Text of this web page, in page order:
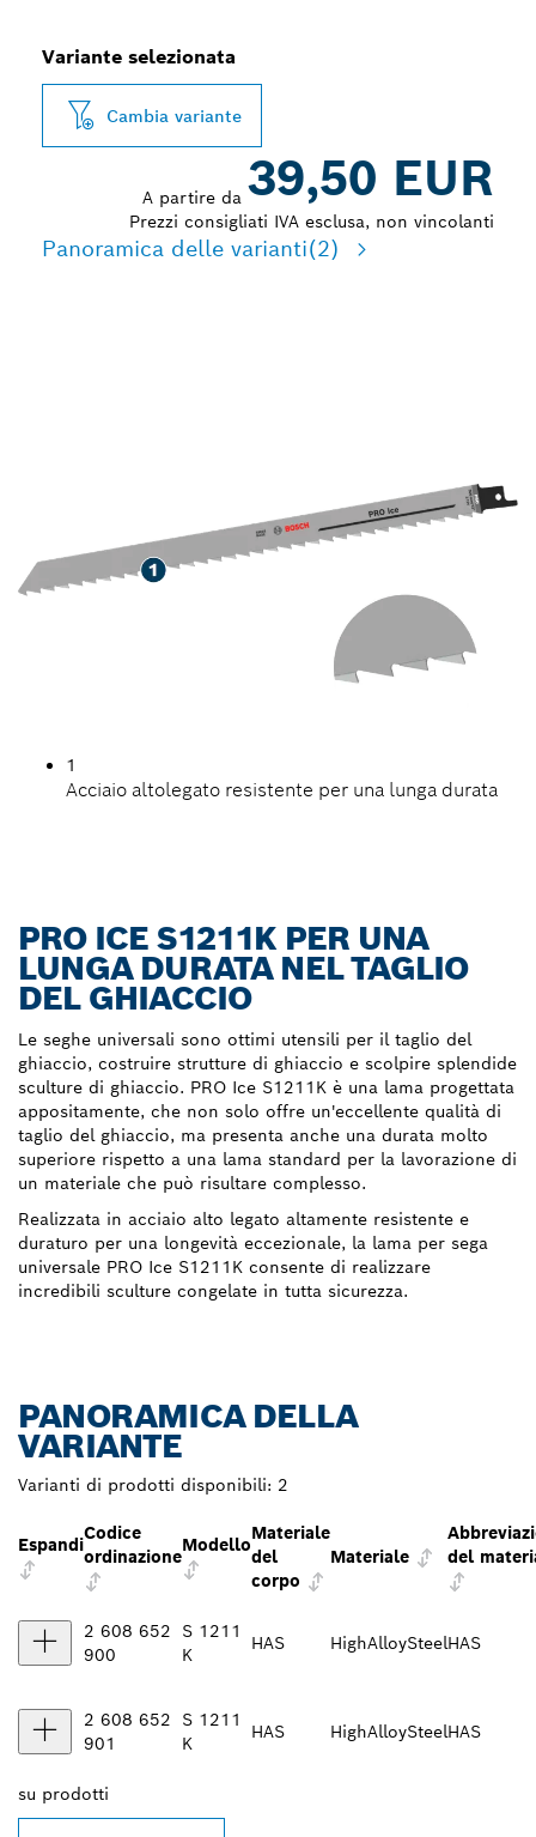
Variante selezionata
Cambia variante
A partire da 39,50 EUR
Prezzi consigliati IVA esclusa, non vincolanti
Panoramica delle varianti(2)
1
Acciaio altolegato resistente per una lunga durata
PRO ICE S1211K PER UNA
LUNGA DURATA NEL TAGLIO
DEL GHIACCIO
Le seghe universali sono ottimi utensili per il taglio del
ghiaccio, costruire strutture di ghiaccio e scolpire splendide
sculture di ghiaccio. PRO Ice S1211K è una lama progettata
appositamente, che non solo offre un'eccellente qualità di
taglio del ghiaccio, ma presenta anche una durata molto
superiore rispetto a una lama standard per la lavorazione di
un materiale che può risultare complesso.
Realizzata in acciaio alto legato altamente resistente e
duraturo per una longevità eccezionale, la lama per sega
universale PRO Ice S1211K consente di realizzare
incredibili sculture congelate in tutta sicurezza.
PANORAMICA DELLA
VARIANTE
Varianti di prodotti disponibili: 2
Espandi
Codice
ordinazione
Modello
Materiale
del
corpo
Materiale
del
2 608 652
900
S 1211
K
HAS HighAlloySteelHAS
2 608 652
901
S 1211
K
HAS HighAlloySteelHAS
su prodotti